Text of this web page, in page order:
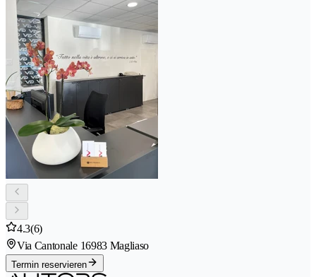
4.3(6)
Via Cantonale 16983 Magliaso
Termin reservieren